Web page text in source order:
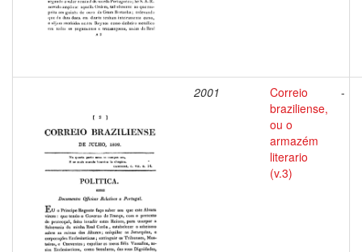
2001
Correio
braziliense,
ou o
armazém
literario
(v.3)
-